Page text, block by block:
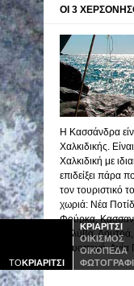
ΤΟΚΡΙΑΡΙΤΣΙ
ΚΡΙΑΡΙΤΣΙ
ΟΙΚΙΣΜΟΣ
ΟΙΚΟΠΕΔΑ
ΟΙ 3
Η Κασσάνδρα
Χαλκιδικής.
Χαλκιδική με
επιδείξει πάρα
τον τουριστικό
χωριά: Νέα
Φούρκα,
Καλύβα,
Κρυοπηγή,